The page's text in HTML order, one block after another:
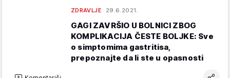
ZDRAVLJE 29.6.2021.
GAGI ZAVRŠIO U BOLNICI ZBOG
KOMPLIKACIJA ČESTE BOLJKE: Sve
o simptomima gastritisa,
prepoznajte da li ste u opasnosti